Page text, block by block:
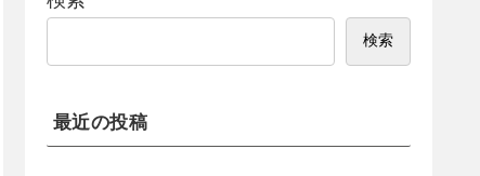
検索
最近の投稿